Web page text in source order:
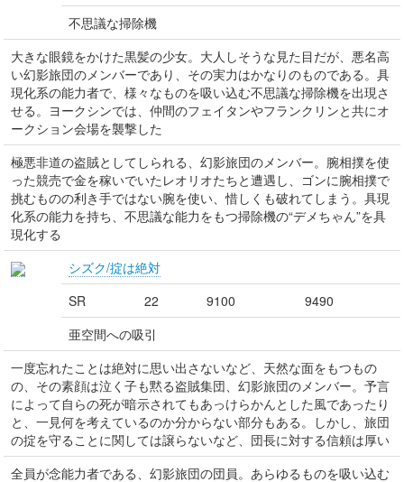
不思議な掃除機
大きな眼鏡をかけた黒髪の少女。大人しそうな見た目だが、悪名高
い幻影旅団のメンバーであり、その実力はかなりのものである。具
現化系の能力者で、様々なものを吸い込む不思議な掃除機を出現さ
せる。ヨークシンでは、仲間のフェイタンやフランクリンと共にオ
ークション会場を襲撃した
極悪非道の盗賊としてしられる、幻影旅団のメンバー。腕相撲を使
った競売で金を稼いでいたレオリオたちと遭遇し、ゴンに腕相撲で
挑むものの利き手ではない腕を使い、惜しくも破れてしまう。具現
化系の能力を持ち、不思議な能力をもつ掃除機の“デメちゃん”を具
現化する
シズク/掟は絶対
SR
22 9100
9490
亜空間への吸引
一度忘れたことは絶対に思い出さないなど、天然な面をもつもの
の、その素顔は泣く子も黙る盗賊集団、幻影旅団のメンバー。予言
によって自らの死が暗示されてもあっけらかんとした風であったり
と、一見何を考えているのか分からない部分もある。しかし、旅団
の掟を守ることに関しては譲らないなど、団長に対する信頼は厚い
全員が念能力者である、幻影旅団の団員。あらゆるものを吸い込む